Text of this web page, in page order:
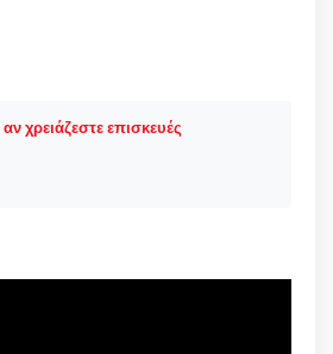
χρειάζεστε επισκευές